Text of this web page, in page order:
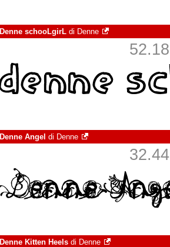
Denne schooLgirL di Denne
Denne Angel di Denne
Denne Kitten Heels di Denne